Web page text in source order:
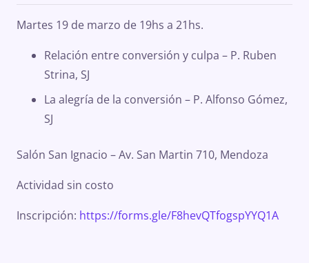
Martes 19 de marzo de 19hs a 21hs.
Relación entre conversión y culpa – P. Ruben
Strina, SJ
La alegría de la conversión – P. Alfonso Gómez,
SJ
Salón San Ignacio – Av. San Martin 710, Mendoza
Actividad sin costo
Inscripción: https://forms.gle/F8hevQTfogspYYQ1A